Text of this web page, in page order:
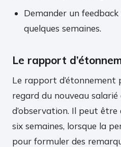
Demander un
quelques semaines.
Le rapport
Le rapport d’étonnement
regard du nouveau
d’observation. Il peut
six semaines, lorsque la
pour formuler des